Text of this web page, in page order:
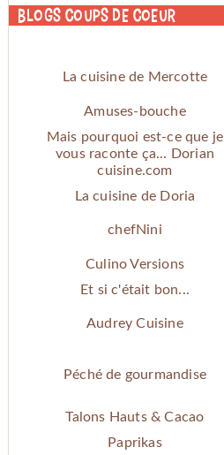
Blogs coups de coeur
La cuisine de Mercotte
Amuses-bouche
Mais pourquoi est-ce que je
vous raconte ça... Dorian
cuisine.com
La cuisine de Doria
chefNini
Culino Versions
Et si c'était bon...
Audrey Cuisine
Péché de gourmandise
Talons Hauts & Cacao
Paprikas